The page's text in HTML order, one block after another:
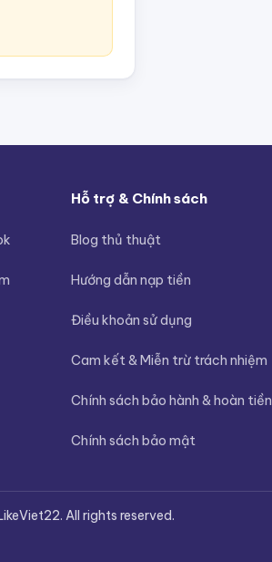
Hỗ trợ & Chính sách
Blog thủ thuật
Hướng dẫn nạp tiền
Điều khoản sử dụng
Cam kết & Miễn trừ trách nhiệm
Chính sách bảo hành & hoàn tiền
Chính sách bảo mật
All rights reserved.